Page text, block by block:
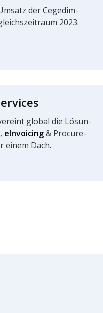
der Cegedim-
2023.
global die Lösun­
eInvoicing& Procu­re­
einem Dach.